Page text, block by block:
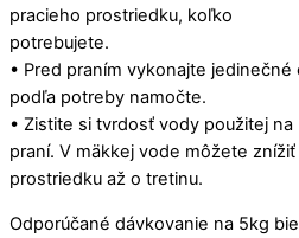
pracieho prostriedku, koľko
potrebujete.
• Pred praním vykonajte
podľa potreby namočte.
• Zistite si tvrdosť vody použitej
praní. V mäkkej vode môžete
prostriedku až o tretinu.
Odporúčané dávkovanie na 5kg